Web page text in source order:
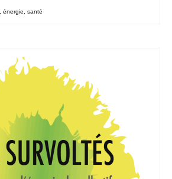
énergie santé